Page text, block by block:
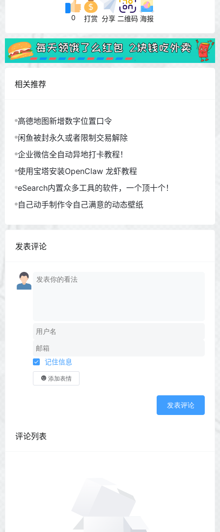
0 打赏 分享 二维码 海报
相关推荐
高德地图新增数字位置口令
闲鱼被封永久或者限制交易解除
企业微信全自动异地打卡教程！
使用宝塔安装OpenClaw 龙虾教程
eSearch内置众多工具的软件，一个顶十个！
自己动手制作令自己满意的动态壁纸
发表评论
记住信息
添加表情
发表评论
评论列表